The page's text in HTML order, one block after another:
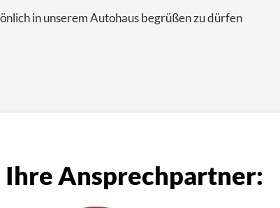
in unserem Autohaus begrüßen zu dürfen
Ihre Ansprechpartner: